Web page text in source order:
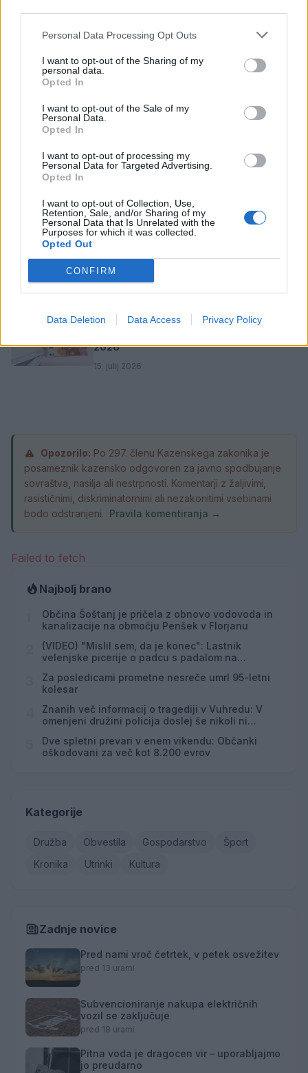
Personal Data Processing Opt Outs
I want to opt-out of the Sharing of my
personal data.
Opted In
I want to opt-out of the Sale of my
Personal Data.
Opted In
I want to opt-out of processing my
Personal Data for Targeted Advertising.
Opted In
I want to opt-out of Collection, Use,
Retention, Sale, and/or Sharing of my
Personal Data that Is Unrelated with the
Purposes for which it was collected.
Opted Out
CONFIRM
Data Deletion Data Access Privacy Policy
SORODNE NOVICE
3. avgust 2026
Od jutri nižje cene bencina, dizla in
26. julij 2026
Opravljen obračun komunalnih storitev
2026
15. julij 2026
Opozorilo: Po 297. členu Kazenskega zakonika je
posameznik kazensko odgovoren za javno spodbujanje
sovraštva, nasilja ali nestrpnosti. Komentarji z žaljivimi,
rasističnimi, diskriminatornimi ali nezakonitimi vsebinami
bodo odstranjeni. Pravila komentiranja →
Failed to fetch
Najbolj brano
Občina Šoštanj je pričela z obnovo vodovoda in
kanalizacije na območju Penšek v Florjanu
(VIDEO) "Mislil sem, da je konec": Lastnik
velenjske picerije o padcu s padalom na
Za posledicami prometne nesreče umrl 95-letni
kolesar
Znanih več informacij o tragediji v Vuhredu: V
omenjeni družini policija doslej še nikoli ni
Dve spletni prevari v enem vikendu: Občanki
oškodovani za več kot 8.200 evrov
Kategorije
Družba Obvestila Gospodarstvo
Šport
Kronika
Utrinki Kultura
Zadnje novice
Pred nami vroč četrtek, v petek osvežitev
pred 13 urami
Subvencioniranje nakupa električnih
vozil se zaključuje
pred 18 urami
Pitna voda je dragocen vir – uporabljajmo
jo preudarno